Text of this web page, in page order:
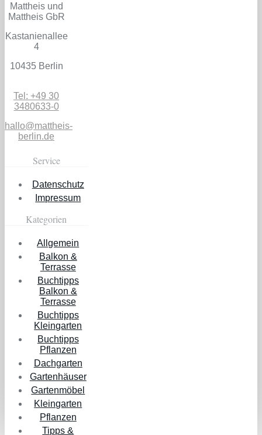
Mattheis und
Mattheis GbR
Kastanienallee
4
10435 Berlin
Tel: +49 30
3480633-0
hallo@mattheis-
berlin.de
Service
Datenschutz
Impressum
Kategorien
Allgemein
Balkon &
Terrasse
Buchtipps
Balkon &
Terrasse
Buchtipps
Kleingarten
Buchtipps
Pflanzen
Dachgarten
Gartenhäuser
Gartenmöbel
Kleingarten
Pflanzen
Tipps &